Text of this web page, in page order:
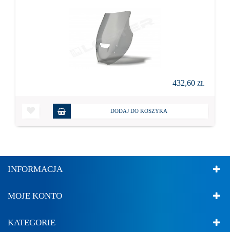
432,60 ZŁ
DODAJ DO KOSZYKA
INFORMACJA
MOJE KONTO
KATEGORIE